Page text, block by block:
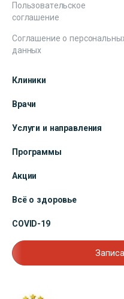
Пользовательское
соглашение
Соглашение о
данных
Клиники
Врачи
Услуги и направления
Программы
Акции
Всё о здоровье
COVID-19